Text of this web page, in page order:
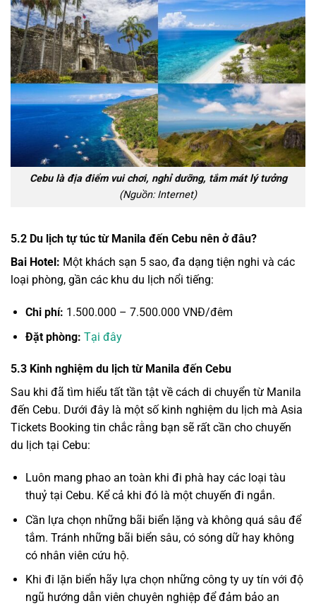
Cebu là địa điểm vui chơi, nghỉ dưỡng, tắm mát lý tưởng
(Nguồn: Internet)
5.2 Du lịch tự túc từ Manila đến Cebu nên ở đâu?
Bai Hotel: Một khách sạn 5 sao, đa dạng tiện nghi và các
loại phòng, gần các khu du lịch nổi tiếng:
Chi phí: 1.500.000 – 7.500.000 VNĐ/đêm
Đặt phòng: Tại đây
5.3 Kinh nghiệm du lịch từ Manila đến Cebu
Sau khi đã tìm hiểu tất tần tật về cách di chuyển từ Manila
đến Cebu. Dưới đây là một số kinh nghiệm du lịch mà Asia
Tickets Booking tin chắc rằng bạn sẽ rất cần cho chuyến
du lịch tại Cebu:
Luôn mang phao an toàn khi đi phà hay các loại tàu
thuỷ tại Cebu. Kể cả khi đó là một chuyến đi ngắn.
Cần lựa chọn những bãi biển lặng và không quá sâu để
tắm. Tránh những bãi biển sâu, có sóng dữ hay không
có nhân viên cứu hộ.
Khi đi lặn biển hãy lựa chọn những công ty uy tín với độ
ngũ hướng dẫn viên chuyên nghiệp để đảm bảo an